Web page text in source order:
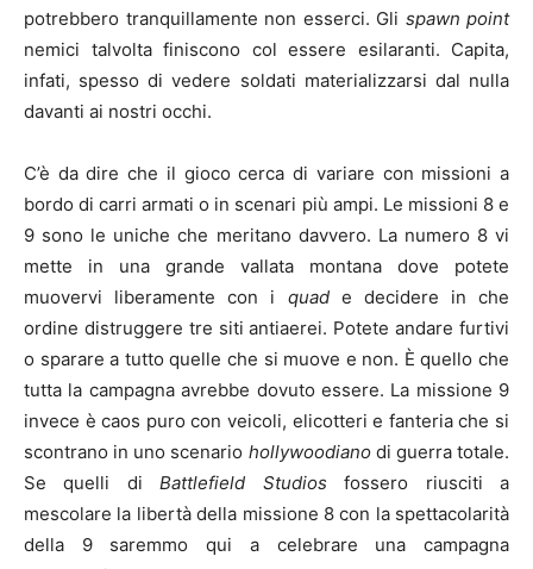
potrebbero tranquillamente non esserci. Gli spawn point
nemici talvolta finiscono col essere esilaranti. Capita,
infati, spesso di vedere soldati materializzarsi dal nulla
davanti ai nostri occhi.
C’è da dire che il gioco cerca di variare con missioni a
bordo di carri armati o in scenari più ampi. Le missioni 8 e
9 sono le uniche che meritano davvero. La numero 8 vi
mette in una grande vallata montana dove potete
muovervi liberamente con i quade decidere in che
ordine distruggere tre siti antiaerei. Potete andare furtivi
o sparare a tutto quelle che si muove e non. È quello che
tutta la campagna avrebbe dovuto essere. La missione 9
invece è caos puro con veicoli, elicotteri e fanteria che si
scontrano in uno scenario hollywoodiano di guerra totale.
Se quelli diBattlefield Studios fossero riusciti a
mescolare la libertà della missione 8 con la spettacolarità
della 9 saremmo qui a celebrare una campagna